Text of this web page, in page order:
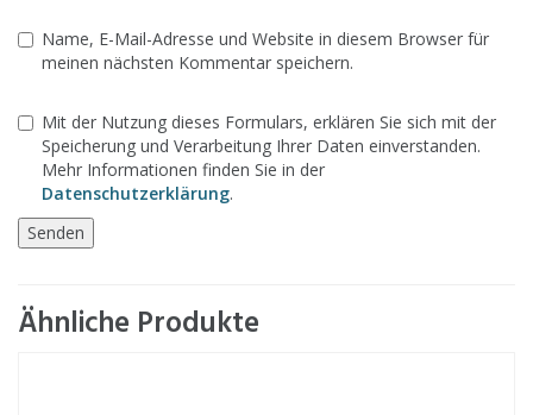
Name, E-Mail-Adresse und Website in diesem Browser für
meinen nächsten Kommentar speichern.
Mit der Nutzung dieses Formulars, erklären Sie sich mit der
Speicherung und Verarbeitung Ihrer Daten einverstanden.
Mehr Informationen finden Sie in der
Datenschutzerklärung.
Ähnliche Produkte